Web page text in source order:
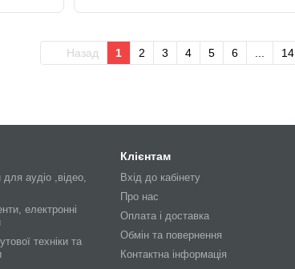
Назад 1 2 3 4 5 6 14
аудіо ,відео,
електронні
техніки та
Клієнтам
Вхід до кабінету
Про нас
Оплата і доставка
Обмін та повернення
Контактна інформація